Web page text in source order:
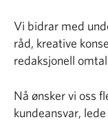
Vi bidrar med
råd, kreative
redaksjonell
Nå ønsker vi oss
kundeansvar,